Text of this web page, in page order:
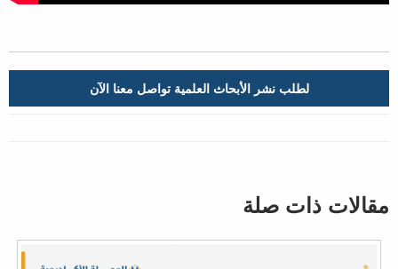
لطلب نشر الأبحاث العلمية تواصل معنا الآن
مقالات ذات صلة